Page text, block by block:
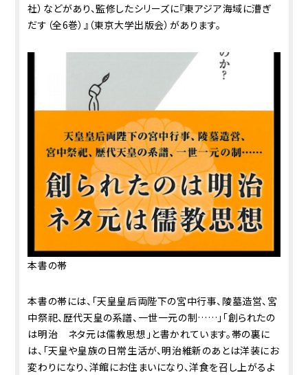
社）などがあり、監修したシリーズに『東アジア海域に漕ぎ
だす（全6巻）』（東京大学出版会）があります。
本書の帯
本書の帯には、「天皇皇后両陛下の宮中行事、陵墓造営、宮
中祭祀、歴代天皇の系譜、一世一元の制……」「創られたの
は明治 ネタ元は儒教思想」と書かれています。帯の裏に
は、「天皇や皇族の日常生活が、明治維新のあとは洋装にお
変わりになり、洋館にお住まいになり、洋食を召し上がるよ